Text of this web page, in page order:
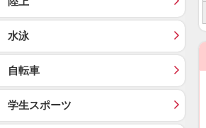
水泳
自転車
学生スポーツ